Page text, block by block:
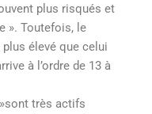
plus risqués et
». Toutefois, le
élevé que celui
à l’ordre de 13 à
très actifs